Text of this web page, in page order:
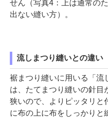
せん（写真4：上は通常の
出ない縫い方）。
流しまつり縫いとの違い
裾まつり縫いに用いる「流
は、たてまつり縫いの針目
狭いので、よりピッタリと
に布の上に布をしっかりと